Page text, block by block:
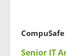
Senior IT